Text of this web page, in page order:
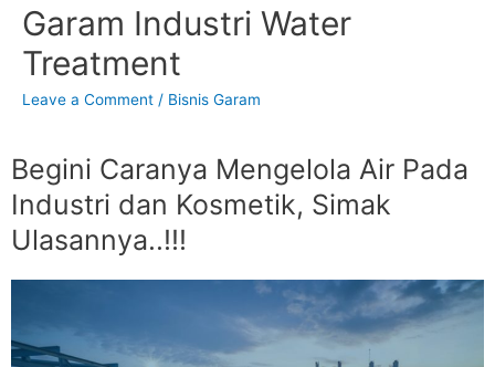
Garam Industri Water
Treatment
Leave a Comment / Bisnis Garam
Begini Caranya Mengelola Air Pada
Industri dan Kosmetik, Simak
Ulasannya..!!!